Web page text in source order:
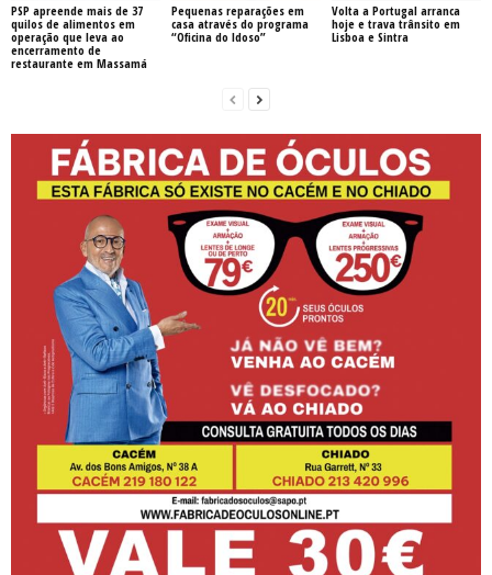
PSP apreende mais de 37
quilos de alimentos em
operação que leva ao
encerramento de
restaurante em Massamá
Pequenas reparações em
casa através do programa
“Oficina do Idoso”
Volta a Portugal arranca
hoje e trava trânsito em
Lisboa e Sintra